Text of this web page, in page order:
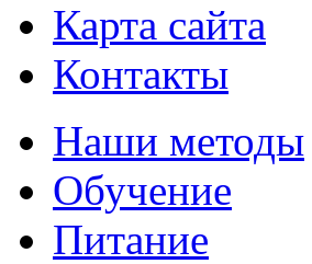
Карта сайта
Контакты
Наши методы
Обучение
Питание